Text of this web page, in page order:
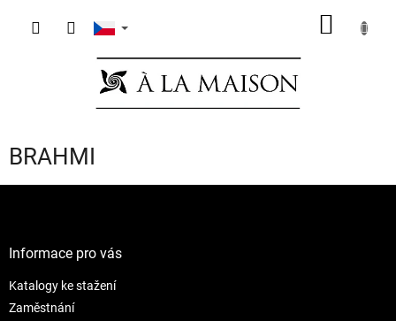
BRAHMI
Informace pro vás
Katalogy ke stažení
Zaměstnání